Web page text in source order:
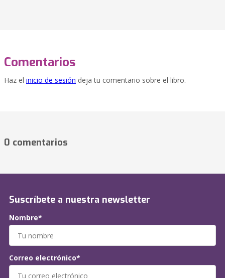
Comentarios
Haz el inicio de sesión deja tu comentario sobre el libro.
0 comentarios
Suscríbete a nuestra newsletter
Nombre*
Correo electrónico*